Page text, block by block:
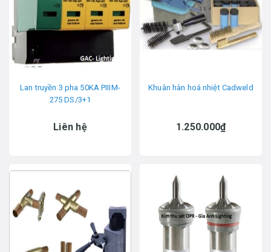
Lan truyền 3 pha 50KA PIIIM-
275 DS/3+1
Liên hệ
Khuân hàn hoá nhiệt Cadweld
1.250.000₫